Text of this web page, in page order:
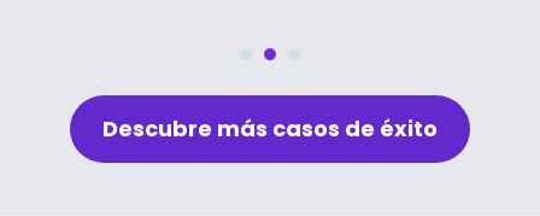
Descubre más casos de éxito